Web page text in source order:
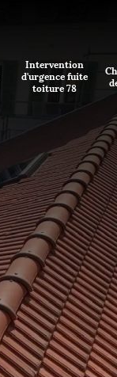
Intervention
d'urgence fuite
toiture 78